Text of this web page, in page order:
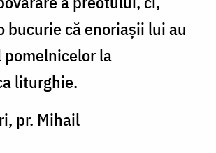
că enoriașii lui au
la
liturghie.
pr. Mihail